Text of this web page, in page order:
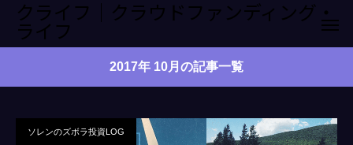
クライフ｜クラウドファンディング・
ライフ
2017年 10月の記事一覧
ソレンのズボラ投資LOG